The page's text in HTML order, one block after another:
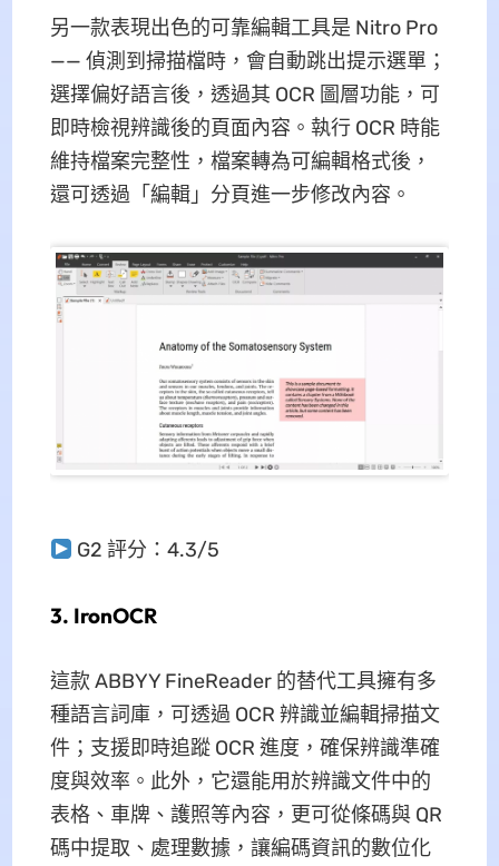
另一款表現出色的可靠編輯工具是 Nitro Pro
—— 偵測到掃描檔時，會自動跳出提示選單；
選擇偏好語言後，透過其 OCR 圖層功能，可
即時檢視辨識後的頁面內容。執行 OCR 時能
維持檔案完整性，檔案轉為可編輯格式後，
還可透過「編輯」分頁進一步修改內容。
G2 評分：4.3/5
3. IronOCR
這款 ABBYY FineReader 的替代工具擁有多
種語言詞庫，可透過 OCR 辨識並編輯掃描文
件；支援即時追蹤 OCR 進度，確保辨識準確
度與效率。此外，它還能用於辨識文件中的
表格、車牌、護照等內容，更可從條碼與 QR
碼中提取、處理數據，讓編碼資訊的數位化